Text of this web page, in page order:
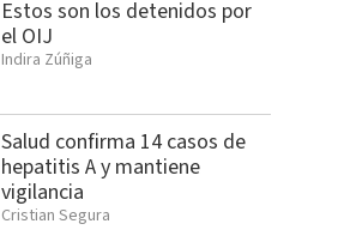
Estos son los detenidos por
el OIJ
Indira Zúñiga
Salud confirma 14 casos de
hepatitis A y mantiene
vigilancia
Cristian Segura